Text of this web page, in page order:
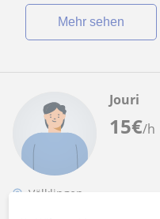
Mehr sehen
15€/h
Jouri
Völklingen